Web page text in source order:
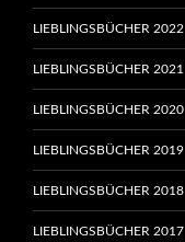
LIEBLINGSBÜCHER 2022
LIEBLINGSBÜCHER 2021
LIEBLINGSBÜCHER 2020
LIEBLINGSBÜCHER 2019
LIEBLINGSBÜCHER 2018
LIEBLINGSBÜCHER 2017